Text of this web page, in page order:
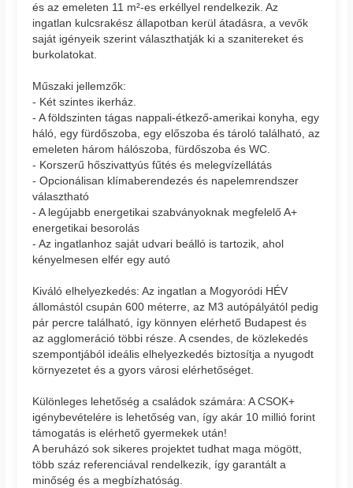
és az emeleten 11 m²-es erkéllyel rendelkezik. Az
ingatlan kulcsrakész állapotban kerül átadásra, a vevők
saját igényeik szerint választhatják ki a szanitereket és
burkolatokat.
Műszaki jellemzők:
- Két szintes ikerház.
- A földszinten tágas nappali-étkező-amerikai konyha, egy
háló, egy fürdőszoba, egy előszoba és tároló található, az
emeleten három hálószoba, fürdőszoba és WC.
- Korszerű hőszivattyús fűtés és melegvízellátás
- Opcionálisan klímaberendezés és napelemrendszer
választható
- A legújabb energetikai szabványoknak megfelelő A+
energetikai besorolás
- Az ingatlanhoz saját udvari beálló is tartozik, ahol
kényelmesen elfér egy autó
Kiváló elhelyezkedés: Az ingatlan a Mogyoródi HÉV
állomástól csupán 600 méterre, az M3 autópályától pedig
pár percre található, így könnyen elérhető Budapest és
az agglomeráció többi része. A csendes, de közlekedés
szempontjából ideális elhelyezkedés biztosítja a nyugodt
környezetet és a gyors városi elérhetőséget.
Különleges lehetőség a családok számára: A CSOK+
igénybevételére is lehetőség van, így akár 10 millió forint
támogatás is elérhető gyermekek után!
A beruházó sok sikeres projektet tudhat maga mögött,
több száz referenciával rendelkezik, így garantált a
minőség és a megbízhatóság.